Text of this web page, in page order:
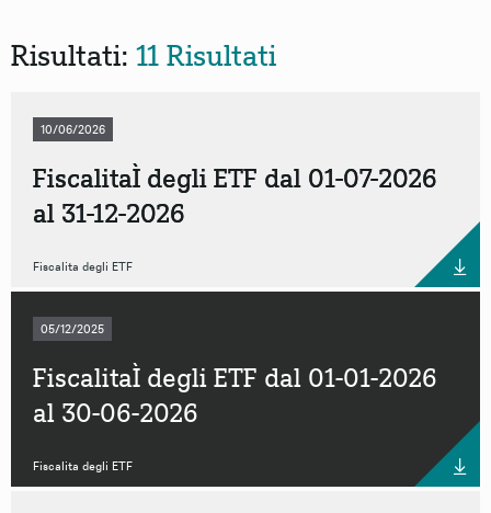
Formato
Risultati: 11 Risultati
10/06/2026
FiscalitaÌ degli ETF dal 01-07-2026
al 31-12-2026
Fiscalita degli ETF
05/12/2025
FiscalitaÌ degli ETF dal 01-01-2026
al 30-06-2026
Fiscalita degli ETF